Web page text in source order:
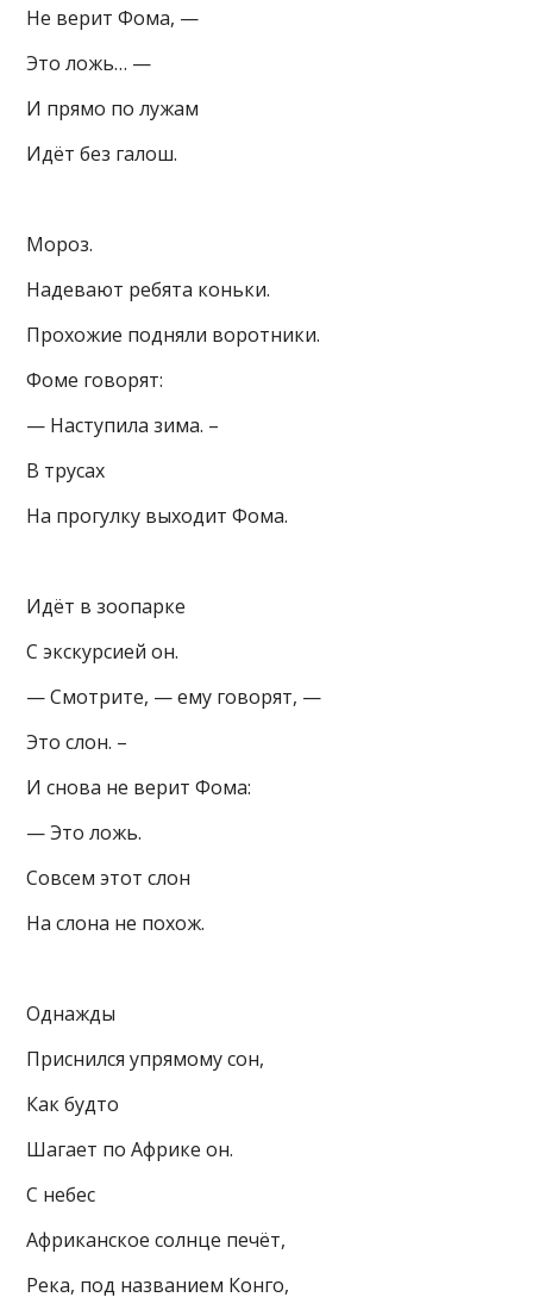
Не верит Фома, —
Это ложь… —
И прямо по лужам
Идёт без галош.
Мороз.
Надевают ребята коньки.
Прохожие подняли воротники.
Фоме говорят:
— Наступила зима. –
В трусах
На прогулку выходит Фома.
Идёт в зоопарке
С экскурсией он.
— Смотрите, — ему говорят, —
Это слон. –
И снова не верит Фома:
— Это ложь.
Совсем этот слон
На слона не похож.
Однажды
Приснился упрямому сон,
Как будто
Шагает по Африке он.
С небес
Африканское солнце печёт,
Река, под названием Конго,